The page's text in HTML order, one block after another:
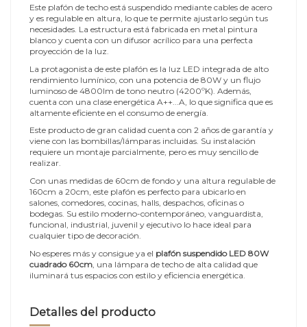
Este plafón de techo está suspendido mediante cables de acero
y es regulable en altura, lo que te permite ajustarlo según tus
necesidades. La estructura está fabricada en metal pintura
blanco y cuenta con un difusor acrílico para una perfecta
proyección de la luz.
La protagonista de este plafón es la luz LED integrada de alto
rendimiento lumínico, con una potencia de 80W y un flujo
luminoso de 4800lm de tono neutro (4200ºK). Además,
cuenta con una clase energética A++...A, lo que significa que es
altamente eficiente en el consumo de energía.
Este producto de gran calidad cuenta con 2 años de garantía y
viene con las bombillas/lámparas incluidas. Su instalación
requiere un montaje parcialmente, pero es muy sencillo de
realizar.
Con unas medidas de 60cm de fondo y una altura regulable de
160cm a 20cm, este plafón es perfecto para ubicarlo en
salones, comedores, cocinas, halls, despachos, oficinas o
bodegas. Su estilo moderno-contemporáneo, vanguardista,
funcional, industrial, juvenil y ejecutivo lo hace ideal para
cualquier tipo de decoración.
No esperes más y consigue ya el plafón suspendido LED 80W
cuadrado 60cm , una lámpara de techo de alta calidad que
iluminará tus espacios con estilo y eficiencia energética.
Detalles del producto